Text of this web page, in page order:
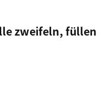
zweifeln, füllen